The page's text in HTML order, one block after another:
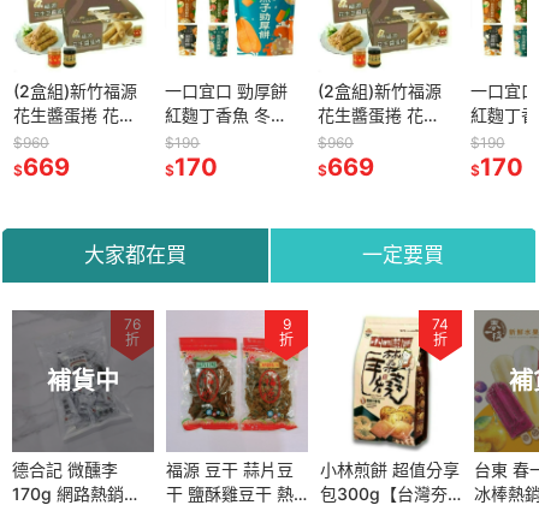
盒組)新竹福源
生醬蛋捲 花生
麻醬蛋捲 全台
低價【台灣夯
669
一口宜口 勁厚餅
紅麴丁香魚 冬山
蜜香紅茶焦糖牛
奶 橘之鄉金棗 三
禮物產館】
$190
170
(2盒組)新竹福源
花生醬蛋捲 花生
芝麻醬蛋捲 全台
最低價【台灣夯
$960
669
一口宜口
紅麴丁香魚
蜜香紅茶焦
奶 橘之鄉
禮物產館】
$190
170
大家都在買 一定要買
補貨中
76
折
德合記 微醺李
170g 網路熱銷
9
折
福源 豆干 蒜片豆
干 鹽酥雞豆干 熱
74
折
小林煎餅 超值分享
包300g【台灣夯
補
台東 春
冰棒熱
醬蛋捲(5
夯 伴手
補貨中
眷村三寶糖【台灣
夯 伴手禮物產館】
9
折
福源 豆干 蒜片豆
干 鹽酥雞豆干 熱
折
蜜思朵 黑糖磚18入
袋裝 桂圓紅棗 薑